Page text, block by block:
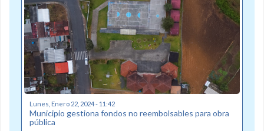
Lunes, Enero 22, 2024 - 11:42
Municipio gestiona fondos no reembolsables para obra
pública